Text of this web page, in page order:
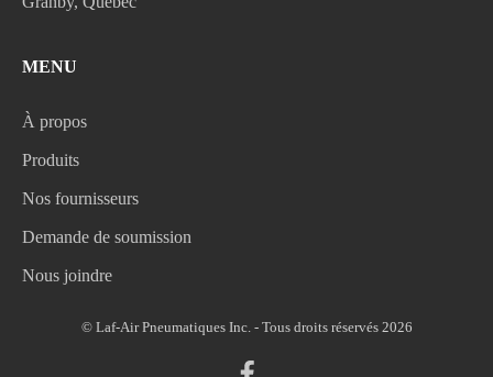
MENU
À propos
Produits
Nos fournisseurs
Demande de soumission
Nous joindre
© Laf-Air Pneumatiques Inc. - Tous droits réservés 2026